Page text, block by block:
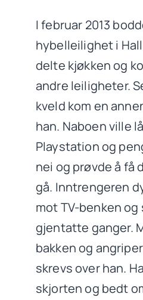
I februar 2013
hybelleilighet i
delte kjøkken og
andre leiligheter.
kveld kom en
han. Naboen ville
Playstation og
nei og prøvde å få
gå. Inntrengeren
mot TV-benken
gjentatte ganger.
bakken og
skrevs over han.
skjorten og bedt